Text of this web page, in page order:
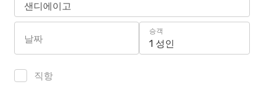
샌디에이고
날짜
승객
1 성인
직항